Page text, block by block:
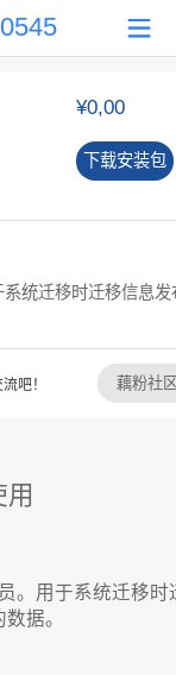
¥0,00
下载安装包
统迁移时迁移信息发
吧！ 藕粉社
。用于系统迁移时
据。